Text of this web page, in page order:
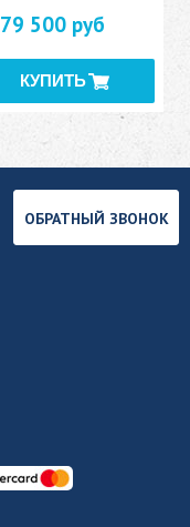
79 500 руб
ОБРАТНЫЙ ЗВОНОК